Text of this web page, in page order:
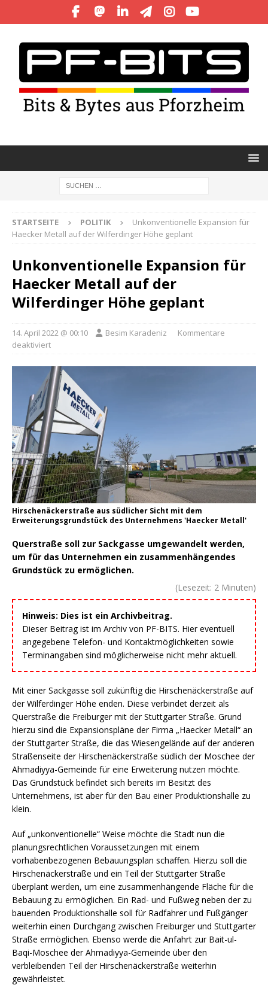
STARTSEITE POLITIK
Unkonventionelle Expansion für
Haecker Metall auf der Wilferdinger Höhe geplant
Unkonventionelle Expansion für
Haecker Metall auf der
Wilferdinger Höhe geplant
14. April 2022 @ 00:10 Besim Karadeniz
Kommentare
deaktiviert
Hirschenäckerstraße aus südlicher Sicht mit dem
Erweiterungsgrundstück des Unternehmens 'Haecker Metall'
Querstraße soll zur Sackgasse umgewandelt werden,
um für das Unternehmen ein zusammenhängendes
Grundstück zu ermöglichen.
(Lesezeit: 2 Minuten)
Hinweis: Dies ist ein Archivbeitrag.
Dieser Beitrag ist im Archiv von PF-BITS. Hier eventuell
angegebene Telefon- und Kontaktmöglichkeiten sowie
Terminangaben sind möglicherweise nicht mehr aktuell.
Mit einer Sackgasse soll zukünftig die Hirschenäckerstraße auf
der Wilferdinger Höhe enden. Diese verbindet derzeit als
Querstraße die Freiburger mit der Stuttgarter Straße. Grund
hierzu sind die Expansionspläne der Firma „Haecker Metall“ an
der Stuttgarter Straße, die das Wiesengelände auf der anderen
Straßenseite der Hirschenäckerstraße südlich der Moschee der
Ahmadiyya-Gemeinde für eine Erweiterung nutzen möchte.
Das Grundstück befindet sich bereits im Besitzt des
Unternehmens, ist aber für den Bau einer Produktionshalle zu
klein.
Auf „unkonventionelle“ Weise möchte die Stadt nun die
planungsrechtlichen Voraussetzungen mit einem
vorhabenbezogenen Bebauungsplan schaffen. Hierzu soll die
Hirschenäckerstraße und ein Teil der Stuttgarter Straße
überplant werden, um eine zusammenhängende Fläche für die
Bebauung zu ermöglichen. Ein Rad- und Fußweg neben der zu
bauenden Produktionshalle soll für Radfahrer und Fußgänger
weiterhin einen Durchgang zwischen Freiburger und Stuttgarter
Straße ermöglichen. Ebenso werde die Anfahrt zur Bait-ul-
Baqi-Moschee der Ahmadiyya-Gemeinde über den
verbleibenden Teil der Hirschenäckerstraße weiterhin
gewährleistet.